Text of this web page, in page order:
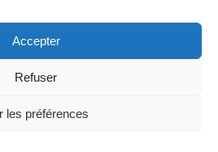
Accepter
Refuser
les préférences
réalisés parXtremWebSiteSite
Plan du site